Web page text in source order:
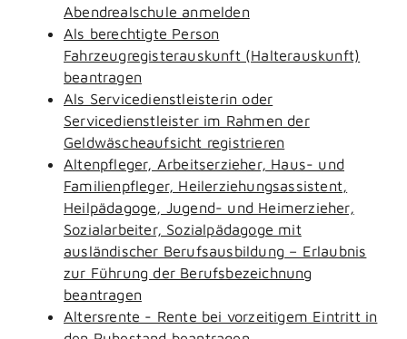
Abendrealschule anmelden
Als berechtigte Person
Fahrzeugregisterauskunft (Halterauskunft)
beantragen
Als Servicedienstleisterin oder
Servicedienstleister im Rahmen der
Geldwäscheaufsicht registrieren
Altenpfleger, Arbeitserzieher, Haus- und
Familienpfleger, Heilerziehungsassistent,
Heilpädagoge, Jugend- und Heimerzieher,
Sozialarbeiter, Sozialpädagoge mit
ausländischer Berufsausbildung – Erlaubnis
zur Führung der Berufsbezeichnung
beantragen
Altersrente - Rente bei vorzeitigem Eintritt in